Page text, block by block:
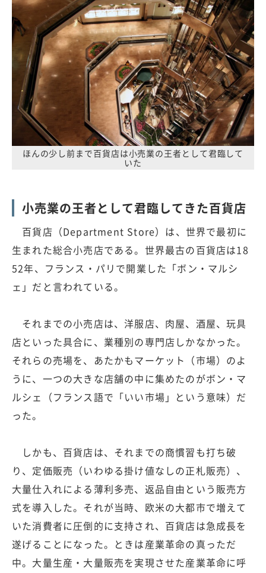
ほんの少し前まで百貨店は小売業の王者として君臨して
いた
小売業の王者として君臨してきた百貨店
百貨店（Department Store）は、世界で最初に
生まれた総合小売店である。世界最古の百貨店は18
52年、フランス・パリで開業した「ボン・マルシ
ェ」だと言われている。
それまでの小売店は、洋服店、肉屋、酒屋、玩具
店といった具合に、業種別の専門店しかなかった。
それらの売場を、あたかもマーケット（市場）のよ
うに、一つの大きな店舗の中に集めたのがボン・マ
ルシェ（フランス語で「いい市場」という意味）だ
った。
しかも、百貨店は、それまでの商慣習も打ち破
り、定価販売（いわゆる掛け値なしの正札販売）、
大量仕入れによる薄利多売、返品自由という販売方
式を導入した。それが当時、欧米の大都市で増えて
いた消費者に圧倒的に支持され、百貨店は急成長を
遂げることになった。ときは産業革命の真っただ
中。大量生産・大量販売を実現させた産業革命に呼